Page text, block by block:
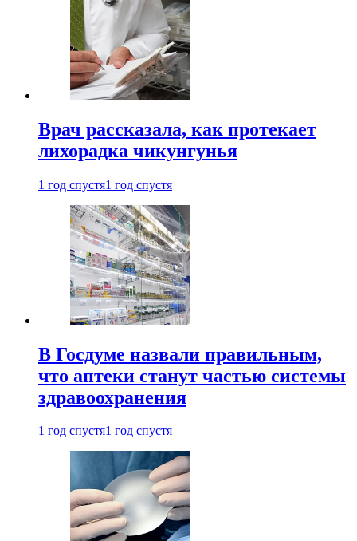
Врач рассказала, как протекает
лихорадка чикунгунья
1 год спустя1 год спустя
В Госдуме назвали правильным,
что аптеки станут частью системы
здравоохранения
1 год спустя1 год спустя